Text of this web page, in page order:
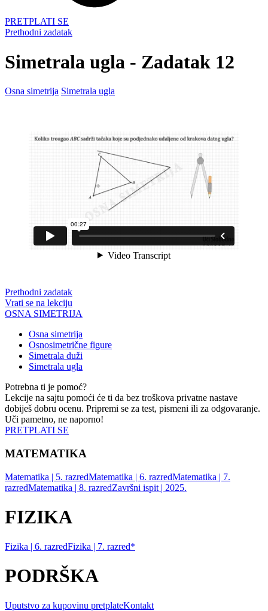
PRETPLATI SE
Prethodni zadatak
Simetrala ugla - Zadatak 12
Osna simetrija Simetrala ugla
Prethodni zadatak
Vrati se na lekciju
OSNA SIMETRIJA
Osna simetrija
Osnosimetrične figure
Simetrala duži
Simetrala ugla
Potrebna ti je pomoć?
Lekcije na sajtu pomoći će ti da bez troškova privatne nastave
dobiješ dobru ocenu. Pripremi se za test, pismeni ili za odgovaranje.
Uči pametno, ne naporno!
PRETPLATI SE
MATEMATIKA
Matematika | 5. razredMatematika | 6. razredMatematika | 7.
razredMatematika | 8. razredZavršni ispit | 2025.
FIZIKA
Fizika | 6. razredFizika | 7. razred*
PODRŠKA
Uputstvo za kupovinu pretplateKontakt